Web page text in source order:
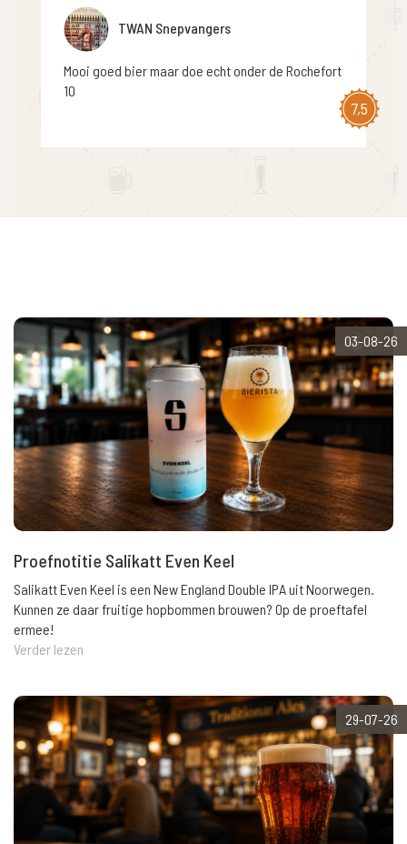
7,5
TWAN Snepvangers
Mooi goed bier maar doe echt onder de Rochefort
10
03-08-26
Proefnotitie Salikatt Even Keel
Salikatt Even Keel is een New England Double IPA uit Noorwegen.
Kunnen ze daar fruitige hopbommen brouwen? Op de proeftafel
ermee!
Verder lezen
29-07-26